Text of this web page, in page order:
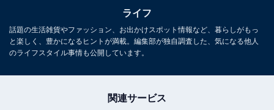
1 2
ライフ
話題の生活雑貨やファッション、お出かけスポット情報など、暮らしがもっ
と楽しく、豊かになるヒントが満載。編集部が独自調査した、気になる他人
のライフスタイル事情も公開しています。
関連サービス